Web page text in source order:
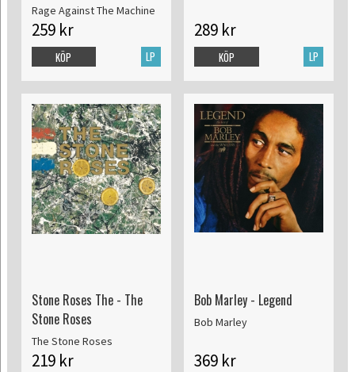
Rage Against The Machine
259 kr
LP
KÖP
289 kr
LP
KÖP
Stone Roses The - The
Stone Roses
The Stone Roses
219 kr
Bob Marley - Legend
Bob Marley
369 kr